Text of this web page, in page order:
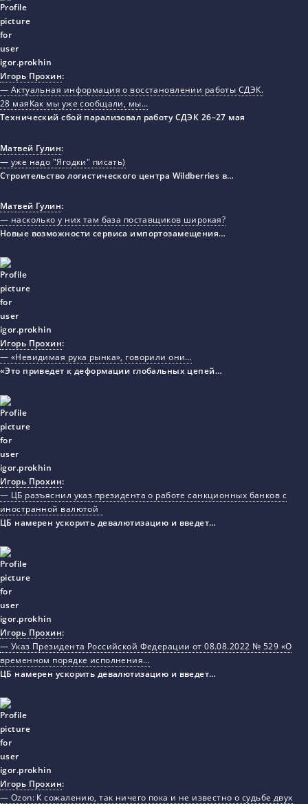
Игорь Прохин:
— Актуальная информация о восстановлении работы СДЭК.
28 маяКак мы уже сообщали, мы…
Технический сбой парализовал работу СДЭК 26–27 мая
Матвей Гулин:
— уже надо "Ягодки" писать)
Строительство логистического центра Wildberries в…
Матвей Гулин:
— насколько у них там база поставщиков широкая?
Новые возможности сервиса импортозамещения…
Игорь Прохин:
— «Невидимая рука рынка», говорили они…
«Это приведет к деформации глобальных цепей…
Игорь Прохин:
— ЦБ разъяснил указ президента о работе санкционных банков с
иностранной валютой
ЦБ намерен ускорить девалютизацию и введет…
Игорь Прохин:
— Указ Президента Российской Федерации от 08.08.2022 № 529 «О
временном порядке исполнения…
ЦБ намерен ускорить девалютизацию и введет…
Игорь Прохин:
— Ozon: К сожалению, так ничего пока и не известно о судьбе двух